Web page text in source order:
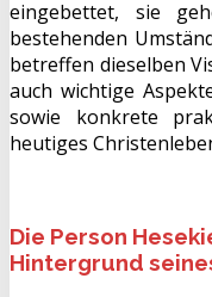
eingebettet, sie
bestehenden
betreffen dieselben
auch wichtige
sowie konkrete
heutiges
Die Person
Hintergrund